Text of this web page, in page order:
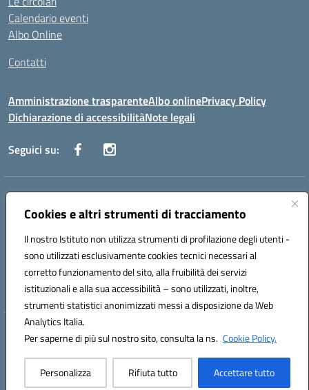
Cookies e altri strumenti di tracciamento
Il nostro Istituto non utilizza strumenti di profilazione degli utenti -
sono utilizzati esclusivamente cookies tecnici necessari al
corretto funzionamento del sito, alla fruibilità dei servizi
istituzionali e alla sua accessibilità – sono utilizzati, inoltre,
strumenti statistici anonimizzati messi a disposizione da Web
Analytics Italia.
Per saperne di più sul nostro sito, consulta la ns. Cookie Policy.
Personalizza Rifiuta tutto Accettare tutto
Calendario eventi
Albo Online
Contatti
Amministrazione trasparenteAlbo onlinePrivacy Policy
Dichiarazione di accessibilitàNote legali
Seguici su:
Indirizzo:
Centralino:0881636571 Email:fgps040004@istruzione.it
Codice fiscale: 80031370713
Codice meccanografico:
FGPS040004
Codice Indice delle Pubbliche Amministrazioni (IPA): istsc_fgps040004
Hosting & Powered by 3D Solution S.r.l.
Concept & Design by Designers Italia